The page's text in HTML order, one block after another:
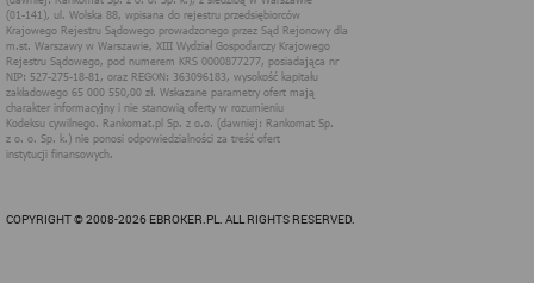
COPYRIGHT © 2008-2026 EBROKER.PL. ALL RIGHTS RESERVED.
nich są odczytywane jedynie podczas wizyty na stronie. Dzięki
plikom cookies strony internetowe pamiętają preferencje
użytkownika, np. ulubione strony internetowe. Pliki cookies nie
identyfikują użytkownika poprzez takie dane jak imię czy nazwisko
i nie są zbierane w ramach technologii cookies, nie mają wpływu
na sprzęt i oprogramowanie użytkownika. Więcej informacji o
plikach "cookies" można znaleźć na stronie
ies.org/
Informacje zapisane w plikach cookies pomagają w dostosowaniu